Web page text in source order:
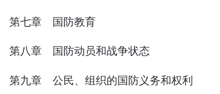
第七章 国防教育
第八章 国防动员和战争状态
第九章 公民、组织的国防义务和权利